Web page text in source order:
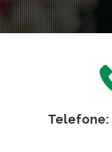
Telefone: